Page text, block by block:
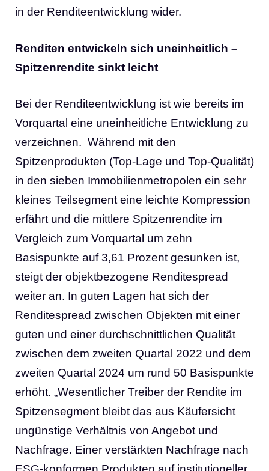
in der Renditeentwicklung wider.
Renditen entwickeln sich uneinheitlich –
Spitzenrendite sinkt leicht
Bei der Renditeentwicklung ist wie bereits im
Vorquartal eine uneinheitliche Entwicklung zu
verzeichnen. Während mit den
Spitzenprodukten (Top-Lage und Top-Qualität)
in den sieben Immobilienmetropolen ein sehr
kleines Teilsegment eine leichte Kompression
erfährt und die mittlere Spitzenrendite im
Vergleich zum Vorquartal um zehn
Basispunkte auf 3,61 Prozent gesunken ist,
steigt der objektbezogene Renditespread
weiter an. In guten Lagen hat sich der
Renditespread zwischen Objekten mit einer
guten und einer durchschnittlichen Qualität
zwischen dem zweiten Quartal 2022 und dem
zweiten Quartal 2024 um rund 50 Basispunkte
erhöht. „Wesentlicher Treiber der Rendite im
Spitzensegment bleibt das aus Käufersicht
ungünstige Verhältnis von Angebot und
Nachfrage. Einer verstärkten Nachfrage nach